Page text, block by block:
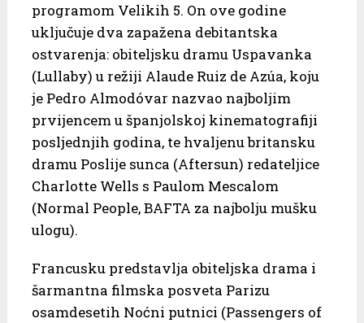
programom Velikih 5. On ove godine
uključuje dva zapažena debitantska
ostvarenja: obiteljsku dramu Uspavanka
(Lullaby) u režiji Alaude Ruiz de Azúa, koju
je Pedro Almodóvar nazvao najboljim
prvijencem u španjolskoj kinematografiji
posljednjih godina, te hvaljenu britansku
dramu Poslije sunca (Aftersun) redateljice
Charlotte Wells s Paulom Mescalom
(Normal People, BAFTA za najbolju mušku
ulogu).
Francusku predstavlja obiteljska drama i
šarmantna filmska posveta Parizu
osamdesetih Noćni putnici (Passengers of